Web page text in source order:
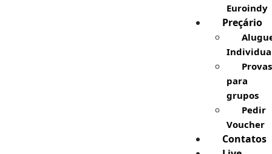
Euroindy
Preçário
Provas
para
grupos
Pedir
Voucher
Contatos